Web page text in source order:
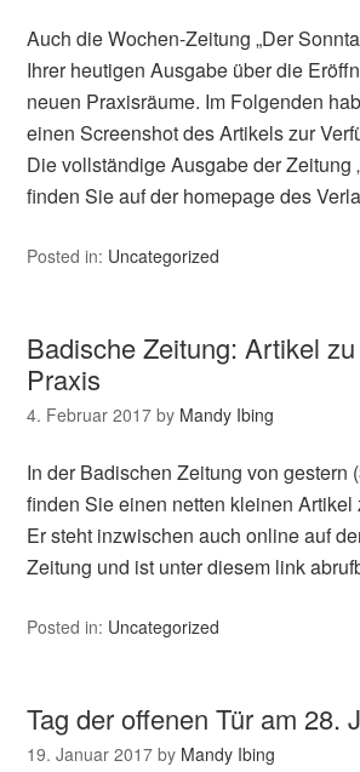
Auch die Wochen-Zeitung „Der
Ihrer heutigen Ausgabe über die
neuen Praxisräume. Im Folgenden
einen Screenshot des Artikels zur
Die vollständige Ausgabe der Zeitung
finden Sie auf der homepage des
Posted in: Uncategorized
Badische Zeitung: Artikel
Praxis
4. Februar 2017 by Mandy Ibing
In der Badischen Zeitung von gestern
finden Sie einen netten kleinen Artikel
Er steht inzwischen auch online auf
Zeitung und ist unter diesem link
Posted in: Uncategorized
Tag der offenen Tür am 28.
19. Januar 2017 by Mandy Ibing